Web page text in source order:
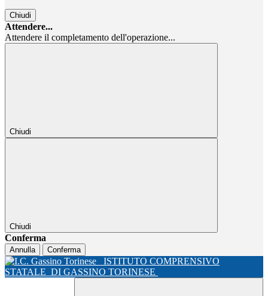
Chiudi
Attendere...
Attendere il completamento dell'operazione...
Chiudi
Chiudi
Conferma
Annulla Conferma
ISTITUTO COMPRENSIVO
STATALE DI GASSINO TORINESE